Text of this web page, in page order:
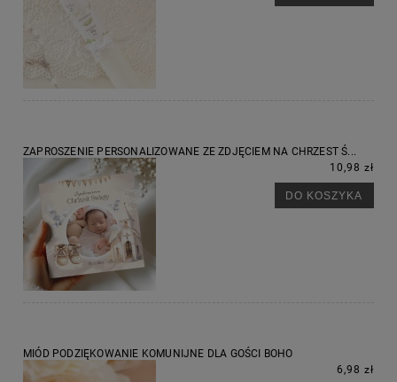
ZAPROSZENIE PERSONALIZOWANE ZE ZDJĘCIEM NA CHRZEST Ś...
10,98 zł
DO KOSZYKA
MIÓD PODZIĘKOWANIE KOMUNIJNE DLA GOŚCI BOHO
6,98 zł